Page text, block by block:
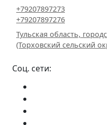
+79207897273
+79207897276
Тульская область,
(Торховский сельский
Соц. сети: